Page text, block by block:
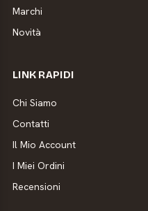
Marchi
Novità
LINK RAPIDI
Chi Siamo
Contatti
Il Mio Account
I Miei Ordini
Recensioni